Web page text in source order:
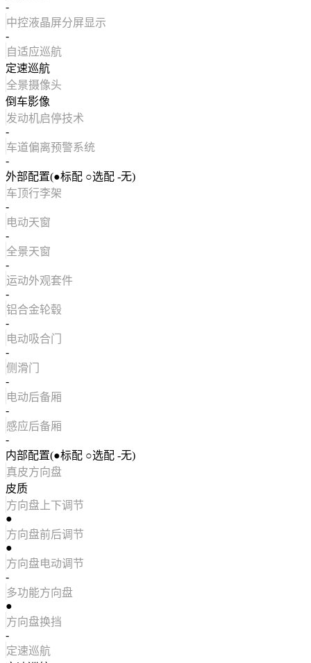
-
中控液晶屏分屏显示
-
自适应巡航
定速巡航
全景摄像头
倒车影像
发动机启停技术
-
车道偏离预警系统
-
外部配置(●标配 ○选配 -无)
车顶行李架
-
电动天窗
-
全景天窗
-
运动外观套件
-
铝合金轮毂
-
电动吸合门
-
侧滑门
-
电动后备厢
-
感应后备厢
-
内部配置(●标配 ○选配 -无)
真皮方向盘
皮质
方向盘上下调节
●
方向盘前后调节
●
方向盘电动调节
-
多功能方向盘
●
方向盘换挡
-
定速巡航